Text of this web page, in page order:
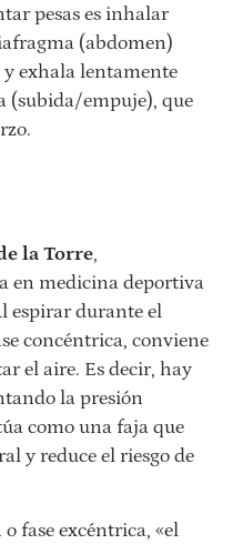
pesas es inhalar
(abdomen)
y exhala lentamente
(subida/empuje), que
la Torre,
en medicina deportiva
espirar durante el
concéntrica, conviene
el aire. Es decir, hay
la presión
como una faja que
y reduce el riesgo de
fase excéntrica, «el